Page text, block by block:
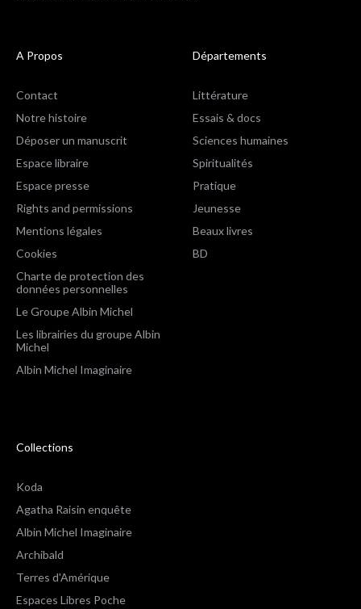
A Propos
Contact
Notre histoire
Déposer un manuscrit
Espace libraire
Espace presse
Rights and permissions
Mentions légales
Cookies
Charte de protection des
données personnelles
Le Groupe Albin Michel
Les librairies du groupe Albin
Michel
Albin Michel Imaginaire
Départements
Littérature
Essais & docs
Sciences humaines
Spiritualités
Pratique
Jeunesse
Beaux livres
BD
Collections
Koda
Agatha Raisin enquête
Albin Michel Imaginaire
Archibald
Terres d'Amérique
Espaces Libres Poche